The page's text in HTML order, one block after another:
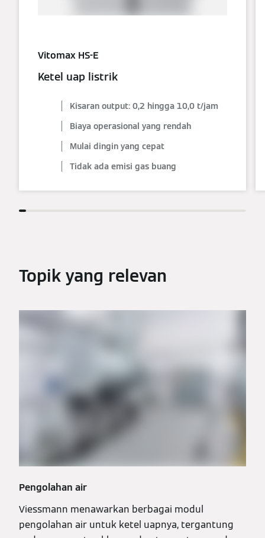
Vitomax HS-E
Ketel uap listrik
Kisaran output: 0,2 hingga 10,0 t/jam
Biaya operasional yang rendah
Mulai dingin yang cepat
Tidak ada emisi gas buang
Topik yang relevan
Pengolahan air
Viessmann menawarkan berbagai modul
pengolahan air untuk ketel uapnya, tergantung